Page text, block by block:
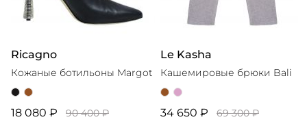
Ricagno
Кожаные ботильоны Margot
18 080 ₽ 90 400 ₽
Le Kasha
Кашемировые брюки Bali
34 650 ₽ 69 300 ₽